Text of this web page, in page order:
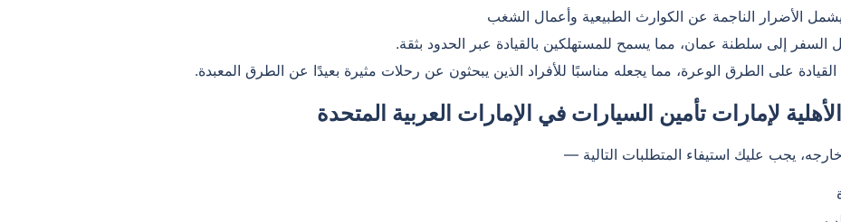
الأضرار الناجمة عن الكوارث الطبيعية وأعمال الشغب
السفر إلى سلطنة عمان، مما يسمح للمستهلكين بالقيادة عبر الحدود بثقة.
على الطرق الوعرة، مما يجعله مناسبًا للأفراد الذين يبحثون عن رحلات مثيرة بعيدًا عن الطرق المعبدة.
لإمارات تأمين السيارات في الإمارات العربية المتحدة
يجب عليك استيفاء المتطلبات التالية —